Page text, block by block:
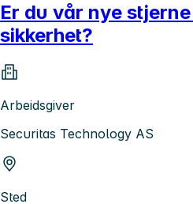
Er du vår nye
sikkerhet?
Arbeidsgiver
Securitas Technology AS
Sted